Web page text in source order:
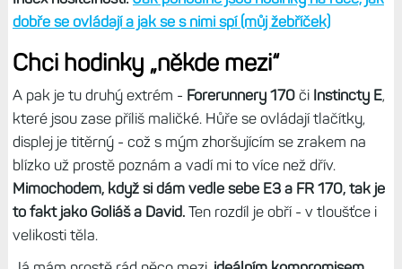
Dříve jsem měl zmíněné F6X proto, že měly jako jediné 1,4"
displej. Jenže doba se změnila, dnes máme stejný displej v
menších hodinkách, takže pokud člověk nechce fakt
dlouhou výdrž (týden plus v zátěži), nemá motivaci
kupovat větší hodinky. Já hodinky na ruce střídám dost
často, někdy i rámci jednoho dne. A kdykoliv mám na ruce
E3 nebo F8 Pro, tak zpočátku trošku trpím...
Index nositelnosti: Jak pohodlné jsou hodinky na ruce, jak
dobře se ovládají a jak se s nimi spí (můj žebříček)